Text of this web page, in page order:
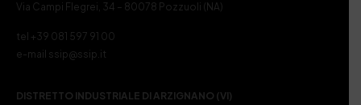
Via Campi Flegrei, 34 – 80078 Pozzuoli (NA)
tel +39 081 597 91 00
e-mail ssip@ssip.it
DISTRETTO INDUSTRIALE DI ARZIGNANO (VI)